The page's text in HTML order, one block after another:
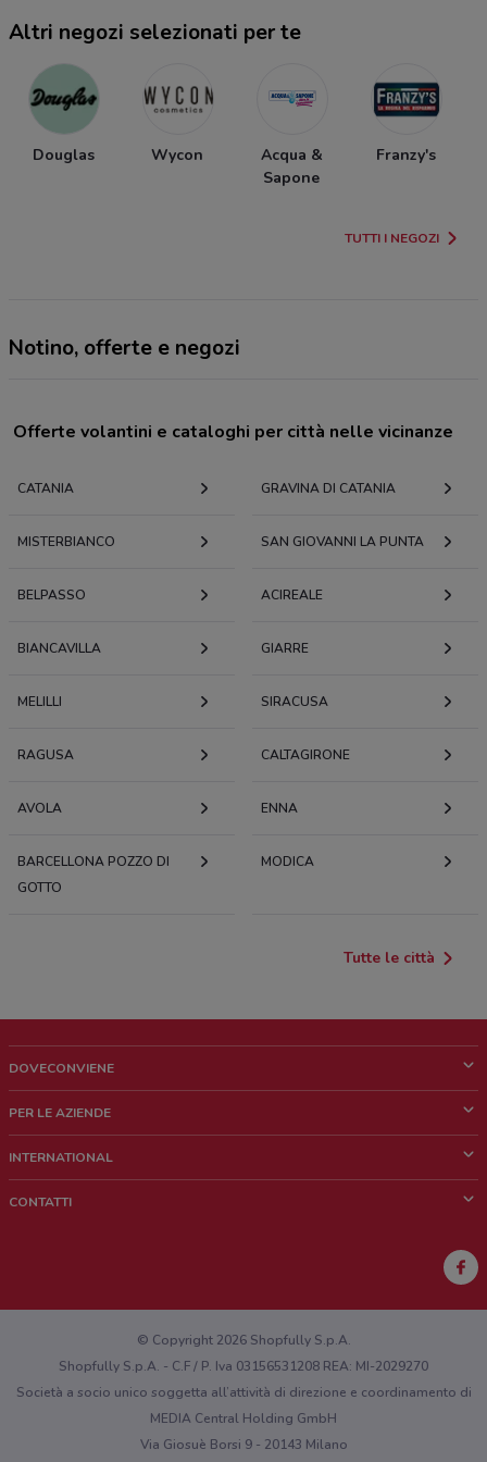
Altri negozi selezionati per te
Douglas Wycon
Acqua &
Sapone
Franzy's
TUTTI I NEGOZI
Notino, offerte e negozi
Offerte volantini e cataloghi per città nelle vicinanze
CATANIA GRAVINA DI CATANIA
MISTERBIANCO SAN GIOVANNI LA PUNTA
BELPASSO ACIREALE
BIANCAVILLA GIARRE
MELILLI SIRACUSA
RAGUSA CALTAGIRONE
AVOLA ENNA
BARCELLONA POZZO DI
GOTTO
MODICA
Tutte le città
DOVECONVIENE
Chi siamo
Lavora con noi
PER LE AZIENDE
Richieste commerciali e marketing
INTERNATIONAL
CONTATTI
Hai un malfunzionamento sul web o sull'app?
© Copyright 2026 Shopfully S.p.A.
Shopfully S.p.A. - C.F / P. Iva 03156531208 REA: MI-2029270
Società a socio unico soggetta all’attività di direzione e coordinamento di
MEDIA Central Holding GmbH
Via Giosuè Borsi 9 - 20143 Milano